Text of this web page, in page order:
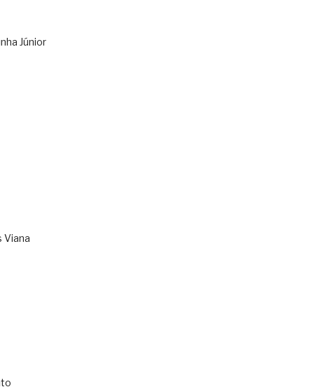
Júnior
Viana